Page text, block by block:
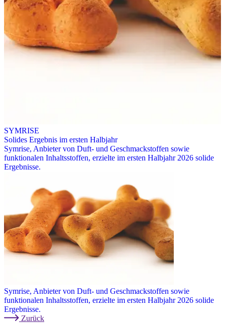
SYMRISE
Solides Ergebnis im ersten Halbjahr
Symrise, Anbieter von Duft- und Geschmackstoffen sowie
funktionalen Inhaltsstoffen, erzielte im ersten Halbjahr 2026 solide
Ergebnisse.
Symrise, Anbieter von Duft- und Geschmackstoffen sowie
funktionalen Inhaltsstoffen, erzielte im ersten Halbjahr 2026 solide
Ergebnisse.
Zurück